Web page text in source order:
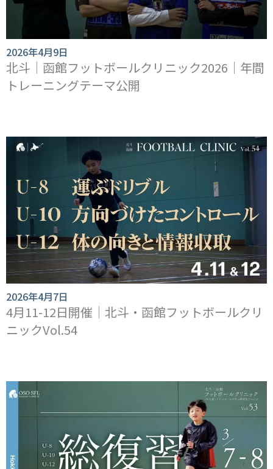
北斗｜函館フットボールクリニック2026｜年間
トレーニングテーマ公開
2026年4月9日
4月11-12日開催｜北斗・函館フットボールクリ
ニックVol.54
2026年4月7日